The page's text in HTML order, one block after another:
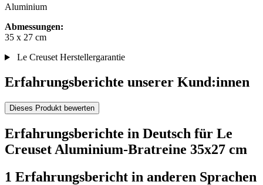
Aluminium
Abmessungen:
35 x 27 cm
Le Creuset Herstellergarantie
Erfahrungsberichte unserer Kund:innen
Dieses Produkt bewerten
Erfahrungsberichte in Deutsch für Le
Creuset Aluminium-Bratreine 35x27 cm
1 Erfahrungsbericht in anderen Sprachen